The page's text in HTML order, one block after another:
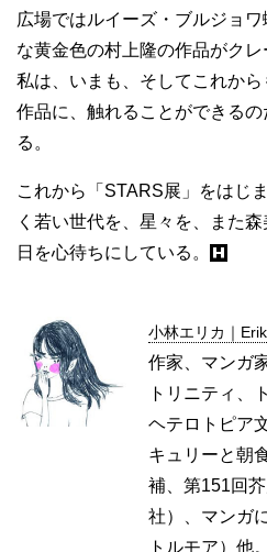
広場ではルイーズ・ブルジョ
な黄金色の村上隆の作品がクレ
私は、いまも、そしてこれか
作品に、触れることができる
る。
これから「STARS展」をはじ
く若い世代を、星々を、また
日を心待ちにしている。
小林エリカ｜
作家、マンガ
トリニティ、
ヘテロトピア
キュリーと朝
補、第151回
社）、マンガ
トルモア）他